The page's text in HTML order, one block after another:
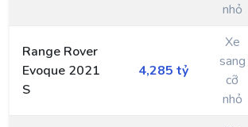
nhỏ
Range Rover
Evoque 2021
S
4,285 tỷ
Xe
sang
cỡ
nhỏ